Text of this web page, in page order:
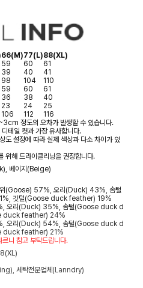
66(M)77(L)88(XL)
59 60
61
39 40
41
98 104
110
59 60
61
36 38
40
23 24
25
106 112
116
정도의 오차가 발생할 수 있습니다.
테일 컷과 가장 유사합니다.
도 설정에 따라 실제 색상과 다소 차이가 있
위해 드라이클리닝을 권장합니다.
베이지(Beige)
위(Goose) 57%, 오리(Duck) 43%, 솜털
깃털(Goose duck feather) 19%
오리(Duck) 35%, 솜털(Goose duck d
duck feather) 24%
오리(Duck) 54%, 솜털(Goose duck d
duck feather) 21%
니 참고 부탁드립니다.
세탁전문업체(Lanndry)